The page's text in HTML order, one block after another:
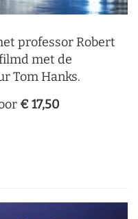
professor Robert
met de
Tom Hanks.
€ 17,50